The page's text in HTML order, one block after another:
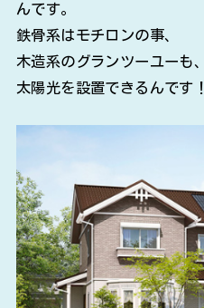
んです。
鉄骨系はモチロンの事、
木造系のグランツーユーも、
太陽光を設置できるんです！